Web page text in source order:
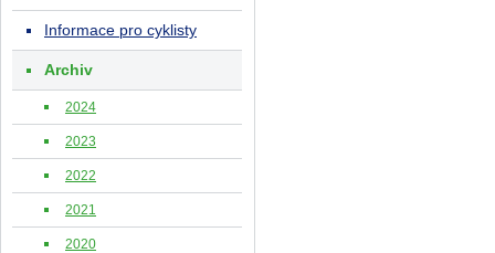
Informace pro cyklisty
Archiv
2024
2023
2022
2021
2020